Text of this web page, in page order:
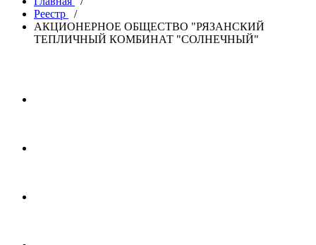
Реестр
/
АКЦИОНЕРНОЕ ОБЩЕСТВО "РЯЗАНСКИЙ
ТЕПЛИЧНЫЙ КОМБИНАТ "СОЛНЕЧНЫЙ"